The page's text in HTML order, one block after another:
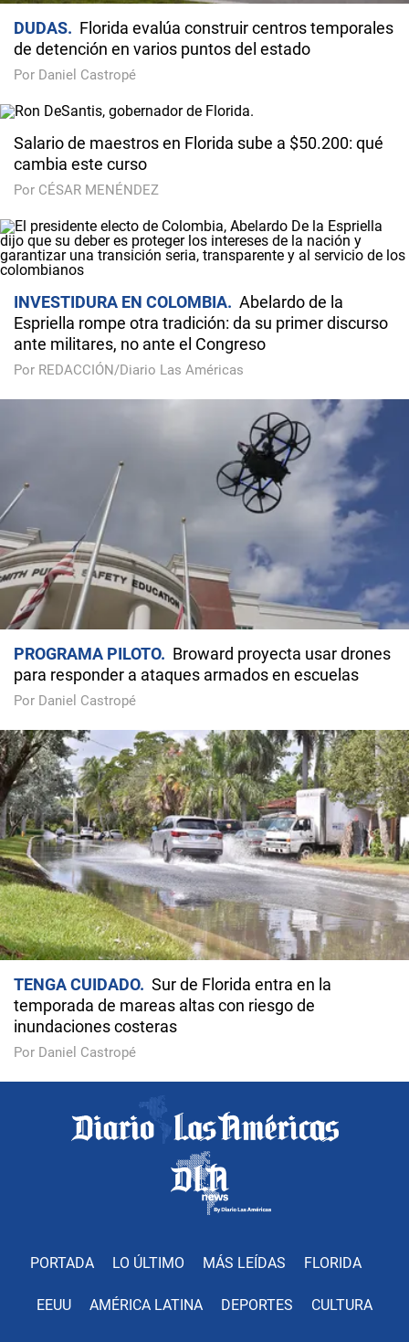
DUDAS
Florida evalúa construir centros temporales
de detención en varios puntos del estado
Por Daniel Castropé
Salario de maestros en Florida sube a $50.200: qué
cambia este curso
Por CÉSAR MENÉNDEZ
INVESTIDURA EN COLOMBIA
Abelardo de la
Espriella rompe otra tradición: da su primer discurso
ante militares, no ante el Congreso
Por REDACCIÓN/Diario Las Américas
PROGRAMA PILOTO
Broward proyecta usar drones
para responder a ataques armados en escuelas
Por Daniel Castropé
TENGA CUIDADO
Sur de Florida entra en la
temporada de mareas altas con riesgo de
inundaciones costeras
Por Daniel Castropé
PORTADA LO ÚLTIMO MÁS LEÍDAS FLORIDA
EEUU AMÉRICA LATINA DEPORTES CULTURA